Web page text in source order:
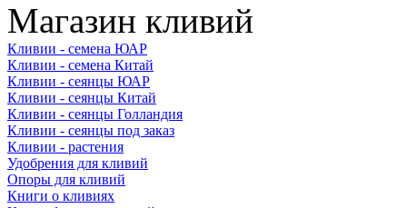
Магазин кливий
Кливии - семена ЮАР
Кливии - семена Китай
Кливии - сеянцы ЮАР
Кливии - сеянцы Китай
Кливии - сеянцы Голландия
Кливии - сеянцы под заказ
Кливии - растения
Удобрения для кливий
Опоры для кливий
Книги о кливиях